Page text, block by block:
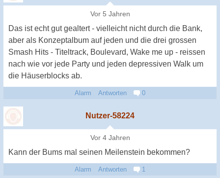
Vor 5 Jahren
Das ist echt gut gealtert - vielleicht nicht durch die Bank,
aber als Konzeptalbum auf jeden und die drei grossen
Smash Hits - Titeltrack, Boulevard, Wake me up - reissen
nach wie vor jede Party und jeden depressiven Walk um
die Häuserblocks ab.
Alarm Antworten 0
Nutzer-58224
Vor 4 Jahren
Kann der Bums mal seinen Meilenstein bekommen?
Alarm Antworten 1